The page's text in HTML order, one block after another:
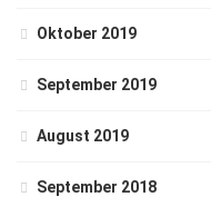
Oktober 2019
September 2019
August 2019
September 2018